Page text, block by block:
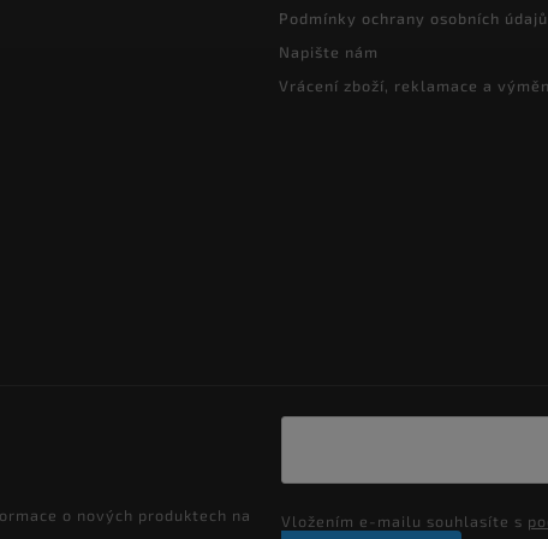
Podmínky ochrany osobních údajů
Napište nám
Vrácení zboží, reklamace a
o nových produktech na
Vložením e-mailu souhlasíte s